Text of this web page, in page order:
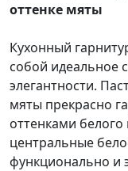
оттенке мяты
Кухонный
собой идеальное
элегантности.
мяты прекрасно
оттенками
центральные
функционально и